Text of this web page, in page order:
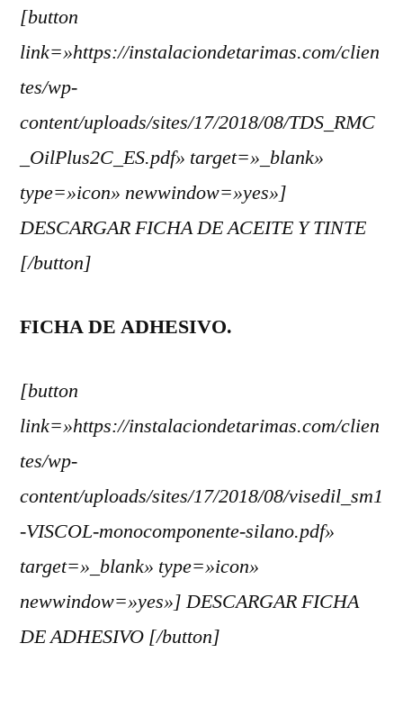
[button
link=»https://instalaciondetarimas.com/clien
tes/wp-
content/uploads/sites/17/2018/08/TDS_RMC
_OilPlus2C_ES.pdf» target=»_blank»
type=»icon» newwindow=»yes»]
DESCARGAR FICHA DE ACEITE Y TINTE
[/button]
FICHA DE ADHESIVO.
[button
link=»https://instalaciondetarimas.com/clien
tes/wp-
content/uploads/sites/17/2018/08/visedil_sm1
-VISCOL-monocomponente-silano.pdf»
target=»_blank» type=»icon»
newwindow=»yes»] DESCARGAR FICHA
DE ADHESIVO [/button]